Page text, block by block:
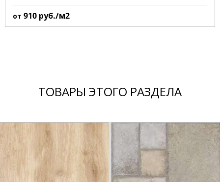
от 910 руб./м2
ТОВАРЫ ЭТОГО РАЗДЕЛА